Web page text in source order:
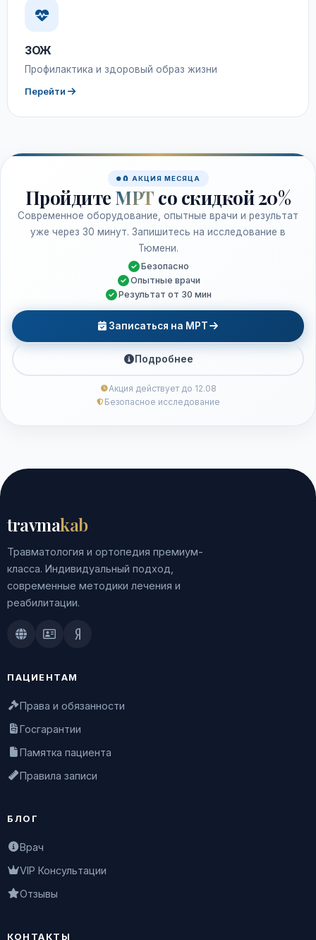
ЗОЖ
Профилактика и здоровый образ жизни
Перейти
🧲 АКЦИЯ МЕСЯЦА
Пройдите МРТ со скидкой 20%
Современное оборудование, опытные врачи и результат
уже через 30 минут. Запишитесь на исследование в
Тюмени.
Безопасно
Опытные врачи
Результат от 30 мин
Записаться на МРТ
Подробнее
Акция действует до 12.08
Безопасное исследование
travmakab
Травматология и ортопедия премиум-
класса. Индивидуальный подход,
современные методики лечения и
реабилитации.
Doctu.ruПроДокторов
Яндекс.Здоровье
ПАЦИЕНТАМ
Права и обязанности
Госгарантии
Памятка пациента
Правила записи
БЛОГ
Врач
VIP Консультации
Отзывы
КОНТАКТЫ